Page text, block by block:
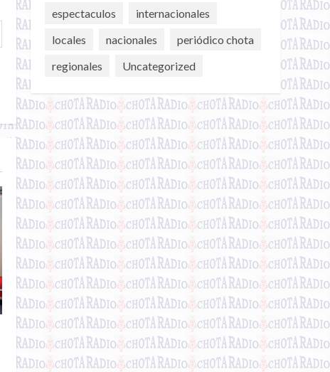
espectaculos
internacionales
locales
nacionales
periódico chota
regionales
Uncategorized